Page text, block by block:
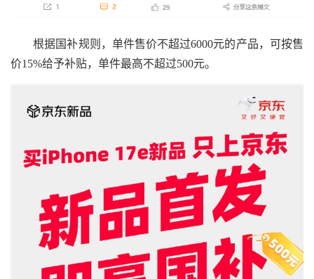
根据国补规则，单件售价不超过6000元的产品，可按售
价15%给予补贴，单件最高不超过500元。